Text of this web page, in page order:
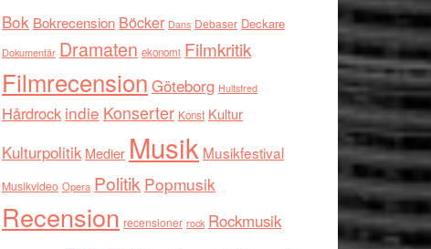
Bok Bokrecension Böcker Dans Debaser Deckare
Dokumentär Dramaten ekonomi Filmkritik
Filmrecension Göteborg Hultsfred
Hårdrock indie Konserter Konst Kultur
Kulturpolitik Medier Musik Musikfestival
Musikvideo Opera Politik Popmusik
Recension recensioner rock Rockmusik